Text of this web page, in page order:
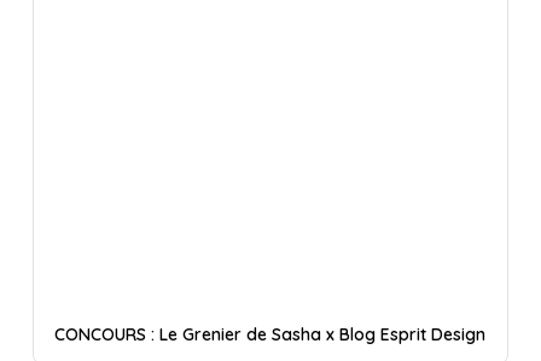
CONCOURS : Le Grenier de Sasha x Blog Esprit Design